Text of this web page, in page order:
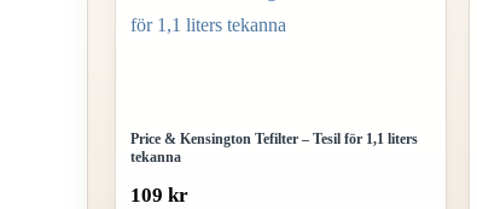
Price & Kensington Tefilter – Tesil för 1,1 liters
tekanna
109 kr